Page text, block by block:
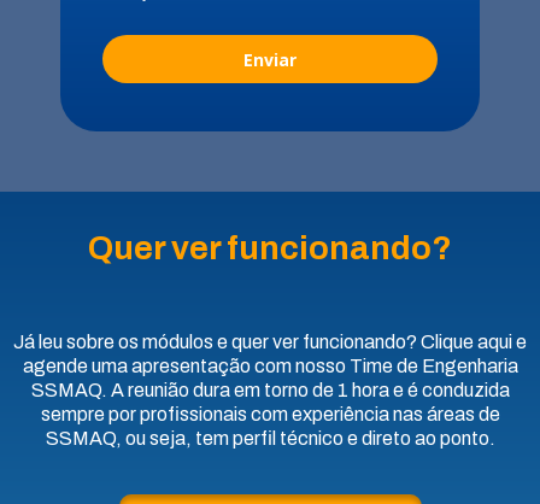
Enviar
Quer ver funcionando?
Já leu sobre os módulos e quer ver funcionando? Clique aqui e
agende uma apresentação com nosso Time de Engenharia
SSMAQ. A reunião dura em torno de 1 hora e é conduzida
sempre por profissionais com experiência nas áreas de
SSMAQ, ou seja, tem perfil técnico e direto ao ponto.